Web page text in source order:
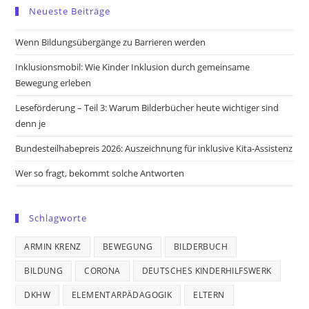
a
new
new
a
new
new
Neueste Beiträge
Wenn Bildungsübergänge zu Barrieren werden
Inklusionsmobil: Wie Kinder Inklusion durch gemeinsame
Bewegung erleben
Leseförderung – Teil 3: Warum Bilderbücher heute wichtiger sind
denn je
Bundesteilhabepreis 2026: Auszeichnung für inklusive Kita-Assistenz
Wer so fragt, bekommt solche Antworten
Schlagworte
ARMIN KRENZ BEWEGUNG BILDERBUCH
BILDUNG CORONA DEUTSCHES KINDERHILFSWERK
DKHW ELEMENTARPÄDAGOGIK ELTERN